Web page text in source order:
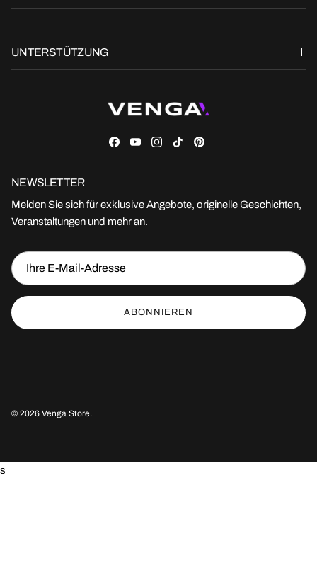
UNTERSTÜTZUNG
Facebook
YouTubeInstagram
TikTokPinterest
NEWSLETTER
Melden Sie sich für exklusive Angebote, originelle Geschichten,
Veranstaltungen und mehr an.
ABONNIEREN
© 2026 Venga Store.
s